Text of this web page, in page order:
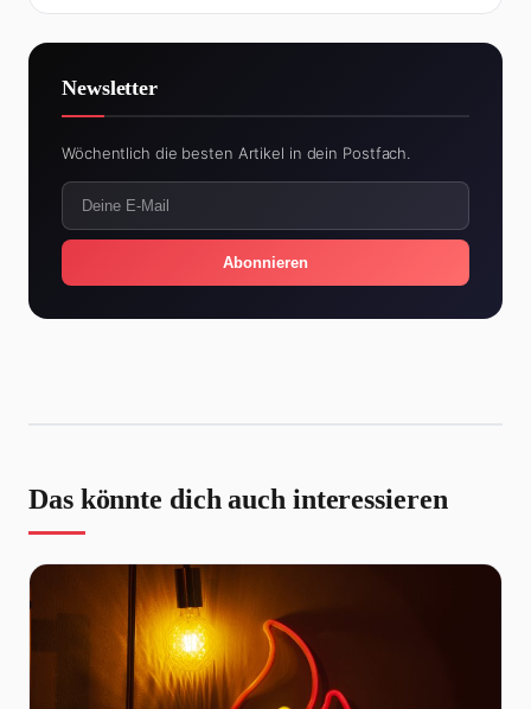
Newsletter
Wöchentlich die besten Artikel in dein Postfach.
Abonnieren
Das könnte dich auch interessieren